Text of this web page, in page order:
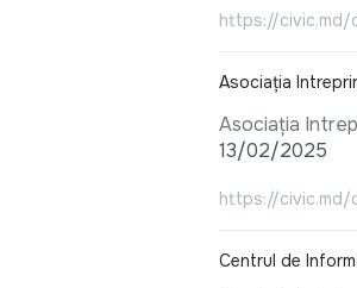
https://civic.md/
Asociația
Asociația
13/02/2025
https://civic.md/
Centrul de